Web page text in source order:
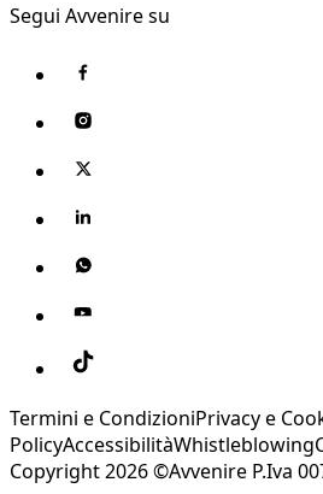
Segui Avvenire su
Termini e CondizioniPrivacy e
PolicyAccessibilitàWhistleblowing
Copyright 2026 ©Avvenire P.Iva